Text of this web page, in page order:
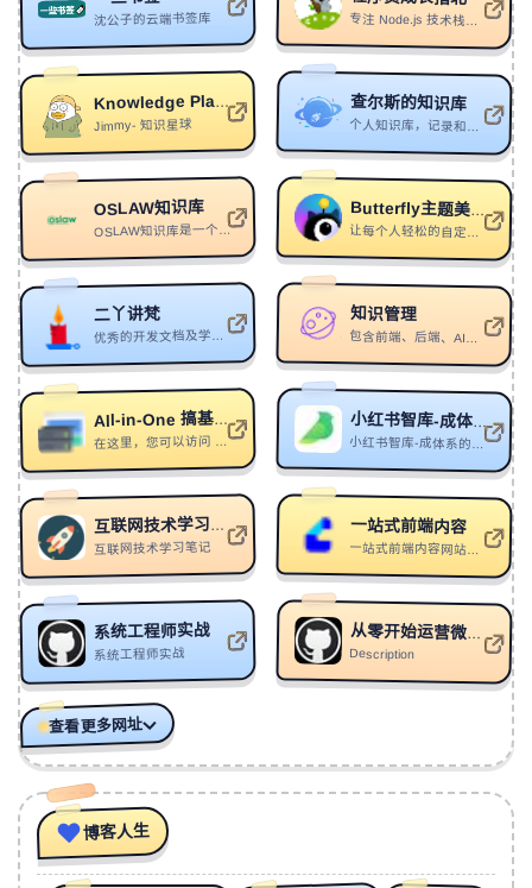
305 意 拼音师
306 Tension VodKe/HSHK/Pnan
307 Can't Let Go Faydee
308 MYBAD! Grioten/ethan ross/Sayfalse/SaintRxse
309
310 All I Need Is Your Love Deorro/Adrian Delgado
Come Through (feat. Lil Tecca) Bankrol Hayden/Lil Tecca
312 Time Leaper Hinkik
313 Fake Imanbek/Crazy Donkey/Brando/Paradigm
314 Around the World Half an Orange/Saxsquatch
315 魅影(Radio version)
316 Bounty Hunter YCK
317
318 More Than You Know NEKXSTXZIS
319 【售断】"及 时 行 乐" - Moombahton Future Type Beat
BECU BEATZ
320 夜魅 947.ASH/Kui Kui
321 Count Me Out YCK
322 聊斋 2LIN7
323 火织雲 （手碟）
324 当为你 一颗狼星/澄海伯伯
325
326 Forget You
327 满堂彩 浅影阿/褚晨茜
沈公子的云端书签库
Knowledge Planet-知识分享
Jimmy- 知识星球
查尔斯的知识库
OSLAW知识库
OSLAW知识库是一个面向法律人的知识管理库。通过结构化沉淀高价值信息，形成与法律相关的完整知识体系。
Butterfly主题美化教程
二丫讲梵
优秀的开发文档及学习周刊
知识管理
All-in-One 搞基手册
在这里，您可以访问 All-in-One 搞基手册 的完整文档，掌握搭建All-in-One的技能，获得主流开源应用的使用知识。
小红书智库-成体系的小红书知识库
小红书智库-成体系的小红书知识库
互联网技术学习笔记
互联网技术学习笔记
一站式前端内容
一站式前端内容网站，包括学习路线、知识体系
系统工程师实战
系统工程师实战
从零开始运营微信公众号
Description
查看更多网址
博客人生